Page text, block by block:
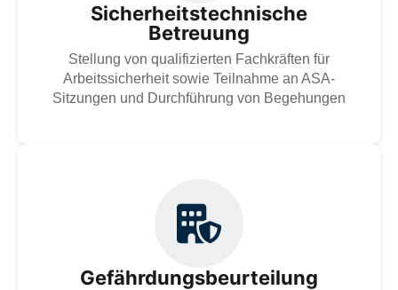
Sicherheitstechnische
Betreuung
Stellung von qualifizierten Fachkräften für
Arbeitssicherheit sowie Teilnahme an ASA-
Sitzungen und Durchführung von Begehungen
Ihrem Unternehmen.
Zur Dienstleistung
Gefährdungsbeurteilung
strukturiert, rechtssicher und praxisnah. Wir
unterstützen bei der Analyse, Maßnahmenplanung,
Dokumentation und regelmäßiger Aktualisierung gemäß